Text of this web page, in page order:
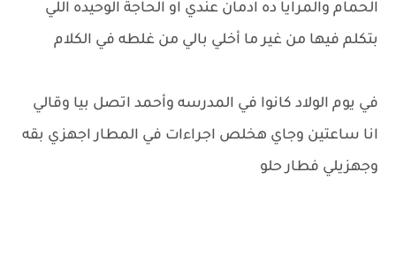
الحمام والمرايا ده ادمان عندي او الحاجة الوحيده اللي
بتكلم فيها من غير ما أخلي بالي من غلطه في الكلام
في يوم الولاد كانوا في المدرسه وأحمد اتصل بيا وقالي
انا ساعتين وجاي هخلص اجراءات في المطار اجهزي بقه
وجهزيلي فطار حلو